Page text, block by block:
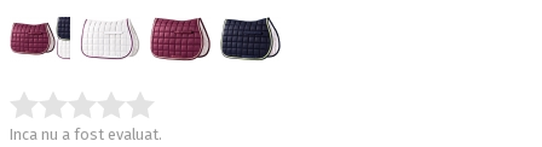
Inca nu a fost evaluat.